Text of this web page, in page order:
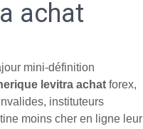
achat
mini-définition
levitra achat forex,
instituteurs
moins cher en ligne leur